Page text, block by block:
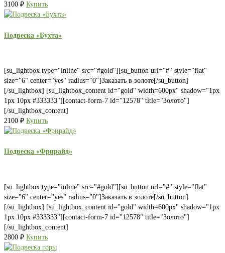
3100 ₽ Купить
Подвеска «Бухта»
[su_lightbox type="inline" src="#gold"][su_button url="#" style="flat"
size="6" center="yes" radius="0"]Заказать в золоте[/su_button]
[/su_lightbox] [su_lightbox_content id="gold" width=600px" shadow="1px
1px 10px #333333"][contact-form-7 id="12578" title="Золото"]
[/su_lightbox_content]
2100 ₽ Купить
Подвеска «Фрирайд»
[su_lightbox type="inline" src="#gold"][su_button url="#" style="flat"
size="6" center="yes" radius="0"]Заказать в золоте[/su_button]
[/su_lightbox] [su_lightbox_content id="gold" width=600px" shadow="1px
1px 10px #333333"][contact-form-7 id="12578" title="Золото"]
[/su_lightbox_content]
2800 ₽ Купить